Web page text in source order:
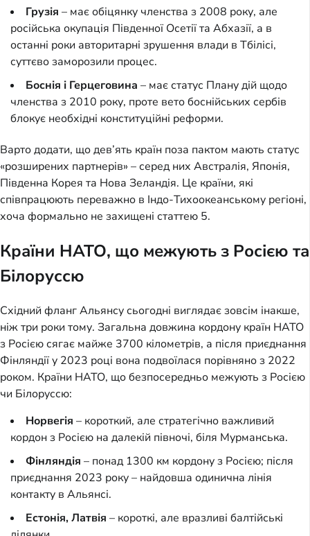
Грузія – має обіцянку членства з 2008 року, але
російська окупація Південної Осетії та Абхазії, а в
останні роки авторитарні зрушення влади в Тбілісі,
суттєво заморозили процес.
Боснія і Герцеговина – має статус Плану дій щодо
членства з 2010 року, проте вето боснійських сербів
блокує необхідні конституційні реформи.
Варто додати, що дев’ять країн поза пактом мають статус
«розширених партнерів» – серед них Австралія, Японія,
Південна Корея та Нова Зеландія. Це країни, які
співпрацюють переважно в Індо-Тихоокеанському регіоні,
хоча формально не захищені статтею 5.
Країни НАТО, що межують з Росією та
Білоруссю
Східний фланг Альянсу сьогодні виглядає зовсім інакше,
ніж три роки тому. Загальна довжина кордону країн НАТО
з Росією сягає майже 3700 кілометрів, а після приєднання
Фінляндії у 2023 році вона подвоїлася порівняно з 2022
роком. Країни НАТО, що безпосередньо межують з Росією
чи Білоруссю:
Норвегія – короткий, але стратегічно важливий
кордон з Росією на далекій півночі, біля Мурманська.
Фінляндія – понад 1300 км кордону з Росією; після
приєднання 2023 року – найдовша одинична лінія
контакту в Альянсі.
Естонія, Латвія – короткі, але вразливі балтійські